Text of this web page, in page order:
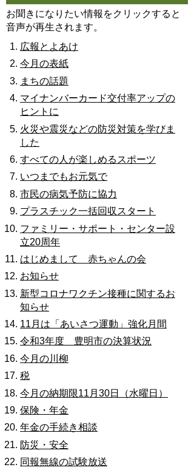
お聞きになりたい情報をクリックすると
音声が再生されます。
広報とよあけ
今月の表紙
まちの話題
マイナンバーカード交付率アップの
ヒントに
火災や震災などの防災対策を学びま
した
すべての人が楽しめるスポーツ
いつまでもお元気で
市民の病気予防に協力
プラスチック一括回収スタート
ファミリー・サポート・センター設
立20周年
はじめまして 赤ちゃんの会
お知らせ
新型コロナワクチン接種に関するお
知らせ
11月は「あいさつ運動」強化月間
令和3年度 豊明市の決算状況
今月の川柳
税
今月の納期限11月30日（水曜日）
保険・年金
年金の手続き相談
防災・安全
同報無線の試験放送